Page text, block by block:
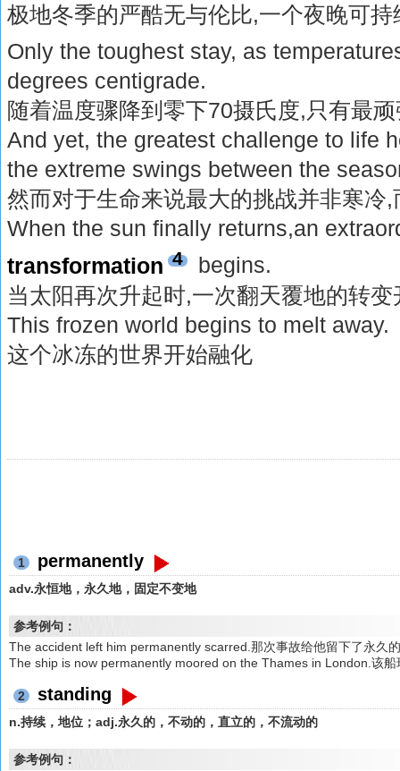
极地冬季的严酷无与伦比,一个夜晚可
Only the toughest stay, as
degrees centigrade.
随着温度骤降到零下70摄氏度,只有最
And yet, the greatest challenge to life
the extreme swings between the
然而对于生命来说最大的挑战并非寒冷
When the sun finally returns,an
transformation 4
begins.
当太阳再次升起时,一次翻天覆地的转变
This frozen world begins to melt away.
这个冰冻的世界开始融化
1 permanently
adv.永恒地，永久地，固定不变地
参考例句：
The accident left him permanently scarred.那次事故给他留下了永久
The ship is now permanently moored on the Thames in London.该
2 standing
n.持续，地位；adj.永久的，不动的，直立的，不流动的
参考例句：